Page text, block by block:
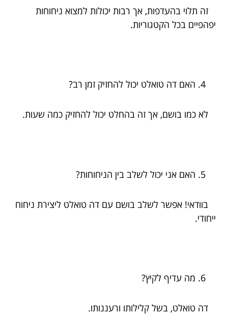
זה תלוי בהעדפות, אך רבות יכולות למצוא ניחוחות
יפהפיים בכל הקטגוריות.
האם דה טואלט יכול להחזיק זמן רב?
לא כמו בושם, אך זה בהחלט יכול להחזיק כמה שעות.
האם אני יכול לשלב בין הניחוחות?
בוודאי! אפשר לשלב בושם עם דה טואלט ליצירת ניחוח
ייחודי.
מה עדיף לקיץ?
דה טואלט, בשל קלילותו ורעננותו.